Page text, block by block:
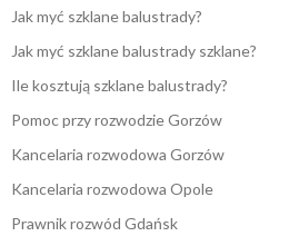
Jak myć szklane balustrady?
Jak myć szklane balustrady szklane?
Ile kosztują szklane balustrady?
Pomoc przy rozwodzie Gorzów
Kancelaria rozwodowa Gorzów
Kancelaria rozwodowa Opole
Prawnik rozwód Gdańsk